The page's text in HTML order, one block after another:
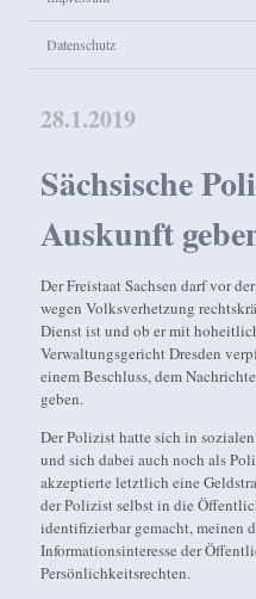
Datenschutz
Sächsische
Auskunft
28.1.2019
Der Freistaat Sachsen darf vor
wegen Volksverhetzung
Dienst ist und ob er mit
Verwaltungsgericht Dresden
einem Beschluss, dem
geben.
Der Polizist hatte sich in
und sich dabei auch noch als
akzeptierte letztlich eine
der Polizist selbst in die
identifizierbar gemacht, meinen
Informationsinteresse der
Persönlichkeitsrechten.